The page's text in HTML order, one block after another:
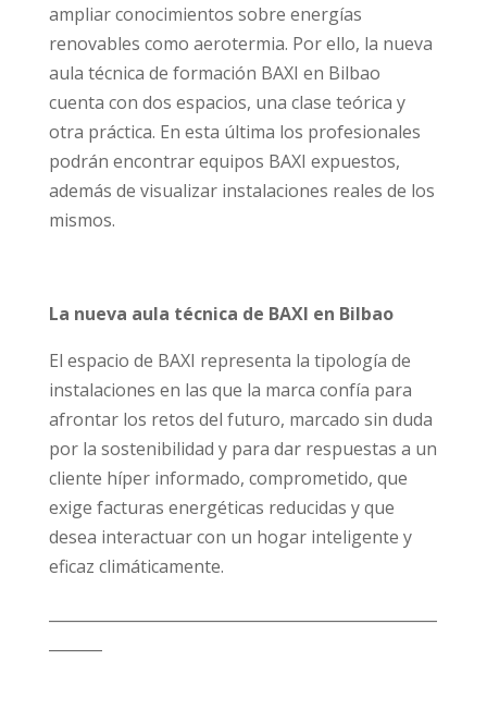
ampliar conocimientos sobre energías
renovables como aerotermia. Por ello, la nueva
aula técnica de formación BAXI en Bilbao
cuenta con dos espacios, una clase teórica y
otra práctica. En esta última los profesionales
podrán encontrar equipos BAXI expuestos,
además de visualizar instalaciones reales de los
mismos.
La nueva aula técnica de BAXI en Bilbao
El espacio de BAXI representa la tipología de
instalaciones en las que la marca confía para
afrontar los retos del futuro, marcado sin duda
por la sostenibilidad y para dar respuestas a un
cliente híper informado, comprometido, que
exige facturas energéticas reducidas y que
desea interactuar con un hogar inteligente y
eficaz climáticamente.